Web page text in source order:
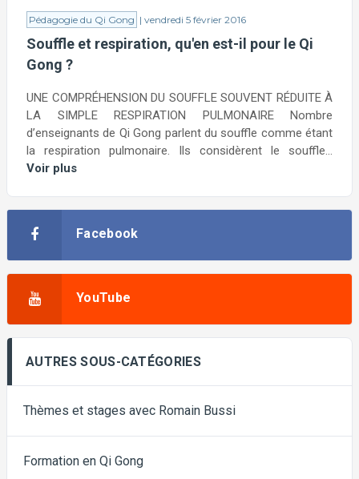
Pédagogie du Qi Gong | vendredi 5 février 2016
Souffle et respiration, qu'en est-il pour le Qi
Gong ?
UNE COMPRÉHENSION DU SOUFFLE SOUVENT RÉDUITE À
LA SIMPLE RESPIRATION PULMONAIRE Nombre
d’enseignants de Qi Gong parlent du souffle comme étant
la respiration pulmonaire. Ils considèrent le souffle...
Voir plus
Facebook
YouTube
AUTRES SOUS-CATÉGORIES
Thèmes et stages avec Romain Bussi
Formation en Qi Gong